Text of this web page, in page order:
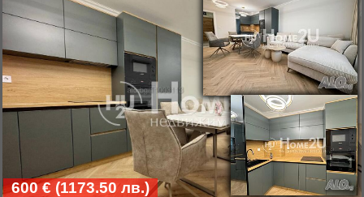
600 € (1173.50 лв.)